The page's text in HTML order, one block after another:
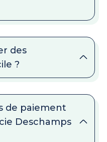
des
?
de paiement
Deschamps